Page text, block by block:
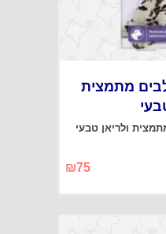
מתמצית
75
₪